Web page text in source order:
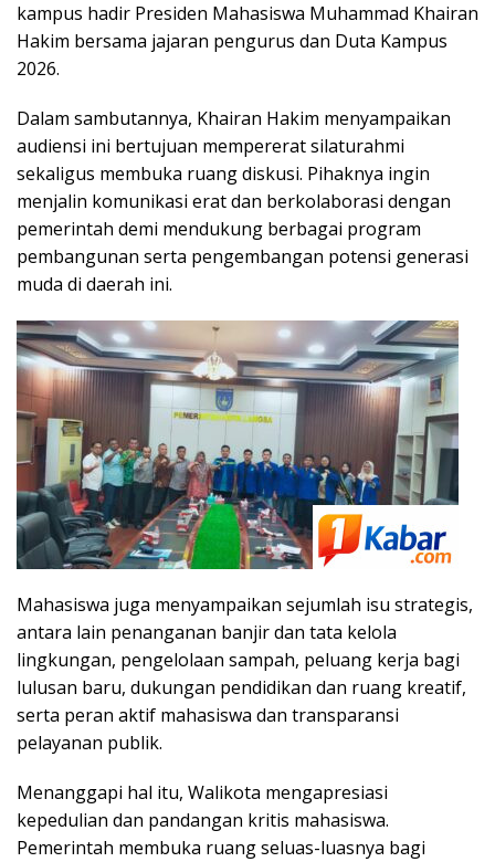
kampus hadir Presiden Mahasiswa Muhammad Khairan
Hakim bersama jajaran pengurus dan Duta Kampus
2026.
Dalam sambutannya, Khairan Hakim menyampaikan
audiensi ini bertujuan mempererat silaturahmi
sekaligus membuka ruang diskusi. Pihaknya ingin
menjalin komunikasi erat dan berkolaborasi dengan
pemerintah demi mendukung berbagai program
pembangunan serta pengembangan potensi generasi
muda di daerah ini.
Mahasiswa juga menyampaikan sejumlah isu strategis,
antara lain penanganan banjir dan tata kelola
lingkungan, pengelolaan sampah, peluang kerja bagi
lulusan baru, dukungan pendidikan dan ruang kreatif,
serta peran aktif mahasiswa dan transparansi
pelayanan publik.
Menanggapi hal itu, Walikota mengapresiasi
kepedulian dan pandangan kritis mahasiswa.
Pemerintah membuka ruang seluas-luasnya bagi